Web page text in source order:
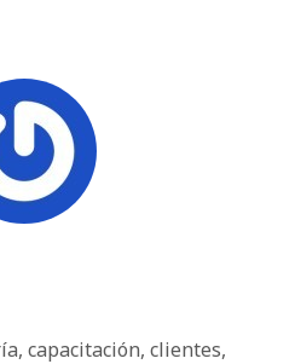
, capacitación, clientes,